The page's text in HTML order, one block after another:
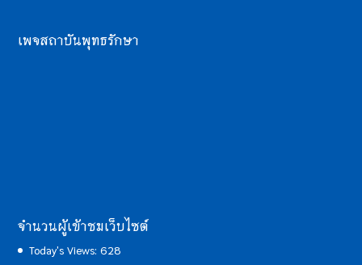
เพจสถาบันพุทธรักษา
จำนวนผู้เข้าชมเว็บไซต์
Today's Views:628